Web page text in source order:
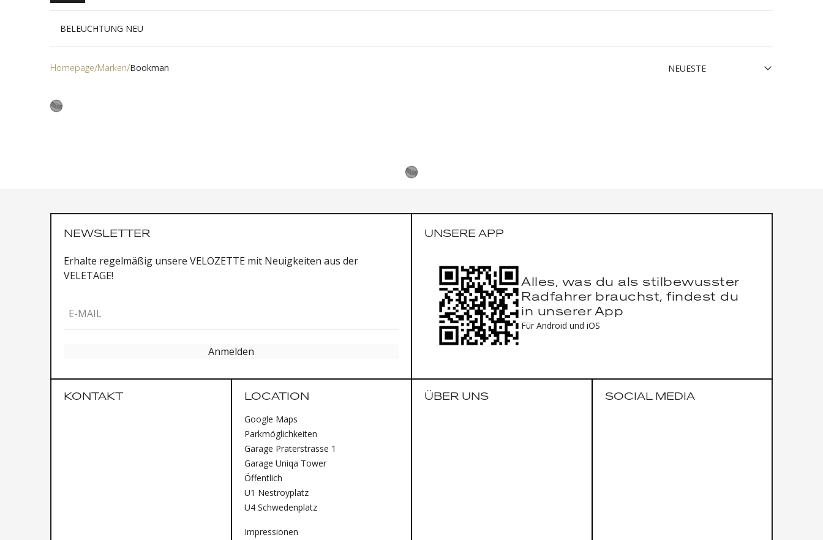
BELEUCHTUNG NEU
Homepage Marken Bookman
NEWSLETTER
Erhalte regelmäßig unsere VELOZETTE mit Neuigkeiten aus der
VELETAGE!
E-MAIL
Anmelden
UNSERE APP
Alles, was du als stilbewusster
Radfahrer brauchst, findest du
in unserer App
Für Android und iOS
KONTAKT LOCATION
Google Maps
Parkmöglichkeiten
Garage Praterstrasse 1
Garage Uniqa Tower
Öffentlich
U1 Nestroyplatz
U4 Schwedenplatz
Impressionen
ÜBER UNS SOCIAL MEDIA